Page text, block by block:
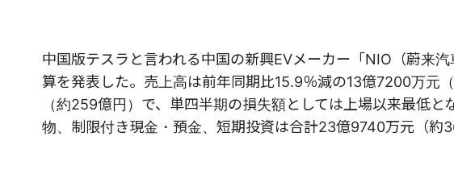
中国版テスラと言われる中国の新興EVメーカー「NIO（蔚来
算を発表した。売上高は前年同期比15.9％減の13億7200万元
（約259億円）で、単四半期の損失額としては上場以来最低
物、制限付き現金・預金、短期投資は合計23億9740万元（約